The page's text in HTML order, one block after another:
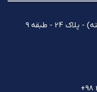
24 - طبقه 9